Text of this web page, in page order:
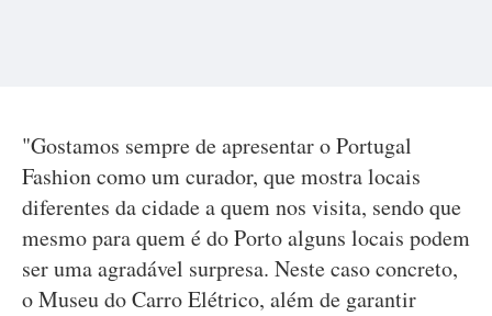
"Gostamos sempre de apresentar o Portugal
Fashion como um curador, que mostra locais
diferentes da cidade a quem nos visita, sendo que
mesmo para quem é do Porto alguns locais podem
ser uma agradável surpresa. Neste caso concreto,
o Museu do Carro Elétrico, além de garantir